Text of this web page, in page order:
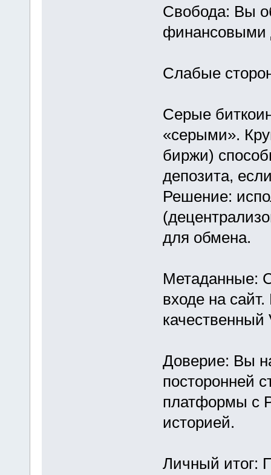
Свобода: Вы
финансовыми
Слабые
Серые
«серыми».
биржи)
депозита,
Решение:
для обмена.
Метаданные:
входе на
качественный
Доверие: Вы
посторонней
платформы с
историей.
Личный итог: